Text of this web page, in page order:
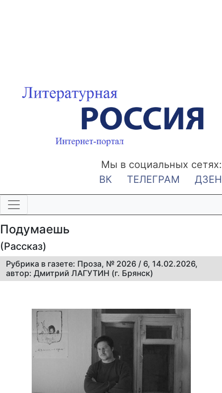
Мы в социальных сетях:
ВК
ТЕЛЕГРАМ ДЗЕН
Подумаешь
(Рассказ)
Рубрика в газете: Проза, № 2026 / 6, 14.02.2026,
автор: Дмитрий ЛАГУТИН (г. Брянск)